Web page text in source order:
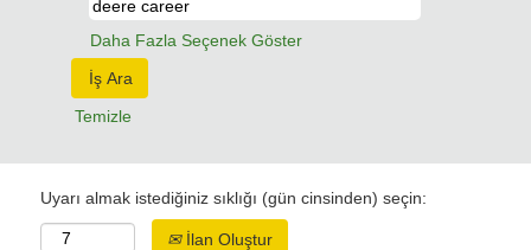
Daha Fazla Seçenek Göster
Temizle
Uyarı almak istediğiniz sıklığı (gün cinsinden) seçin:
İlan Oluştur